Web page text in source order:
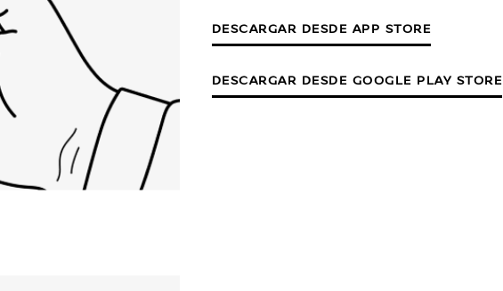
DESCARGAR DESDE APP STORE
DESCARGAR DESDE GOOGLE PLAY STORE